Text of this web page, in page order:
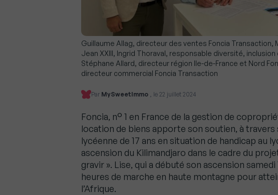
Guillaume Allag, directeur des ventes Foncia Transaction,
Jean XXIII, Ingrid Thoraval, responsable diversité,
Stéphane Allard, directeur région Ile-de-France et Nord
directeur commercial Foncia Transaction
Par MySweetImmo , le 22 juillet 2024
Foncia, n° 1 en France de la gestion de
location de biens apporte son soutien, à travers
lycéenne de 17 ans en situation de handicap au
ascension du Kilimandjaro dans le cadre du
gravir ». Lise, qui a débuté son ascension
heures de marche en haute montagne pour
l’Afrique.